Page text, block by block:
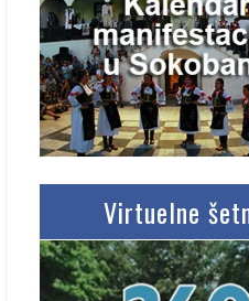
Virtuelne